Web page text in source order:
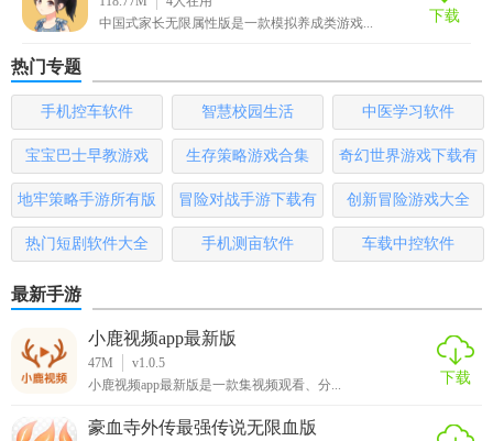
中国式家长无限属性版是一款模拟养成类游戏...
下载
热门专题
手机控车软件 智慧校园生活 中医学习软件
宝宝巴士早教游戏 生存策略游戏合集
奇幻世界游戏下载有
哪些
地牢策略手游所有版
本
冒险对战手游下载有
哪些
创新冒险游戏大全
热门短剧软件大全 手机测亩软件 车载中控软件
最新手游
小鹿视频app最新版
47M
v1.0.5
小鹿视频app最新版是一款集视频观看、分...
下载
豪血寺外传最强传说无限血版